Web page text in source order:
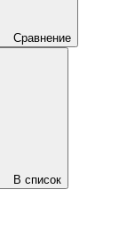
Сравнение
В список